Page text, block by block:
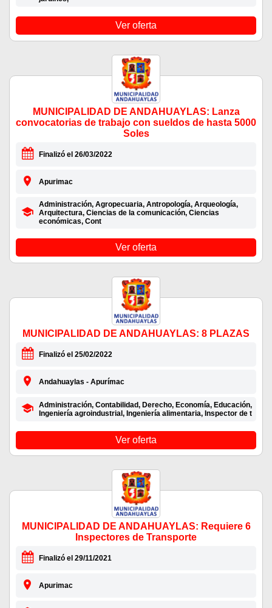
Ver oferta
MUNICIPALIDAD DE ANDAHUAYLAS: Lanza
convocatorias de trabajo con sueldos de hasta 5000
Soles
Finalizó el 26/03/2022
Apurimac
Administración, Agropecuaria, Antropología, Arqueología,
Arquitectura, Ciencias de la comunicación, Ciencias
económicas, Cont
Ver oferta
MUNICIPALIDAD DE ANDAHUAYLAS: 8 PLAZAS
Finalizó el 25/02/2022
Andahuaylas - Apurímac
Administración, Contabilidad, Derecho, Economía, Educación,
Ingeniería agroindustrial, Ingeniería alimentaria, Inspector de t
Ver oferta
MUNICIPALIDAD DE ANDAHUAYLAS: Requiere 6
Inspectores de Transporte
Finalizó el 29/11/2021
Apurimac